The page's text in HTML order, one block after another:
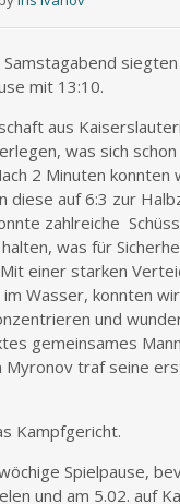
mit 13:10.
aus
was sich
2 Minuten konnten
diese auf 6:3 zur
zahlreiche
was für
einer starken
Wasser, konnten
und
gemeinsames
Myronov traf seine
Kampfgericht.
Spielpause,
und am 5.02. auf